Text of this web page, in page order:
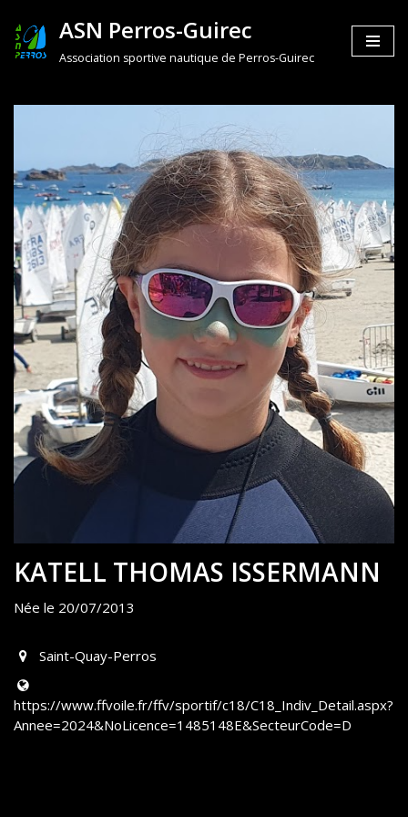
Aller
ASN Perros-Guirec
Association sportive nautique de Perros-Guirec
KATELL THOMAS ISSERMANN
Née le 20/07/2013
Saint-Quay-Perros
https://www.ffvoile.fr/ffv/sportif/c18/C18_Indiv_Detail.aspx?
Annee=2024&NoLicence=1485148E&SecteurCode=D